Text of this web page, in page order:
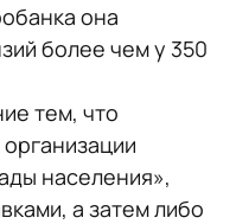
она
более чем у 350
тем, что
населения»,
а затем либо